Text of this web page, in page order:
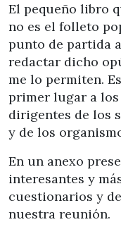
El pequeño libro
no es el folleto
punto de partida
redactar dicho
me lo permiten.
primer lugar a
dirigentes de los
y de los
En un anexo
interesantes y
cuestionarios y
nuestra reunión.